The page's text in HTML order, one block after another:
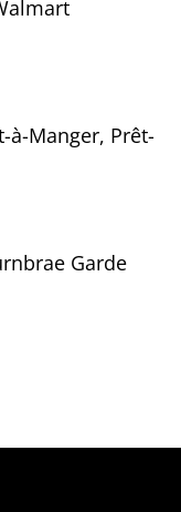
à-Manger, Prêt-
Garde